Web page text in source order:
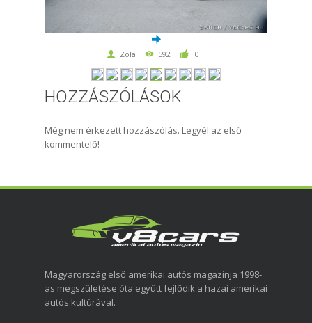
Zola 592 0
HOZZÁSZÓLÁSOK
Még nem érkezett hozzászólás. Legyél az első
kommentelő!
Magyarország első amerikai autós magazinja 1998-
as megszületése óta együtt fejlődik a hazai amerikai
autós kultúrával.